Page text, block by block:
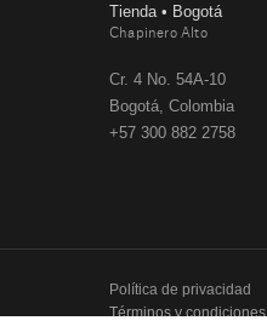
Tienda • Bogotá
Chapinero Alto
Cr. 4 No. 54A-10
Bogotá, Colombia
+57 300 882 2758
Política de privacidad
Términos y condiciones